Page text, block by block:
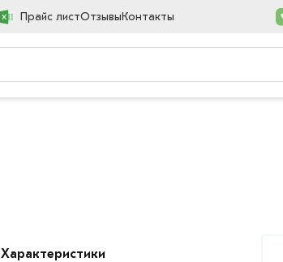
Прайс листОтзывыКонтакты
Характеристики